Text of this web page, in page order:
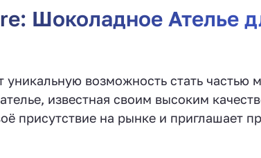
Шоколадное Ателье
уникальную возможность стать частью
известная своим высоким
присутствие на рынке и приглашает